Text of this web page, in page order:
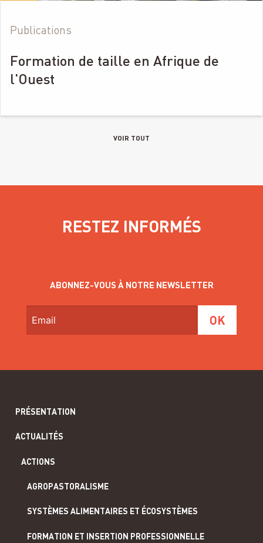
Publications
Formation de taille en Afrique de
l'Ouest
VOIR TOUT
RESTEZ INFORMÉS
ABONNEZ-VOUS À NOTRE NEWSLETTER
PRÉSENTATION
ACTUALITÉS
ACTIONS
AGROPASTORALISME
SYSTÈMES ALIMENTAIRES ET ÉCOSYSTÈMES
FORMATION ET INSERTION PROFESSIONNELLE